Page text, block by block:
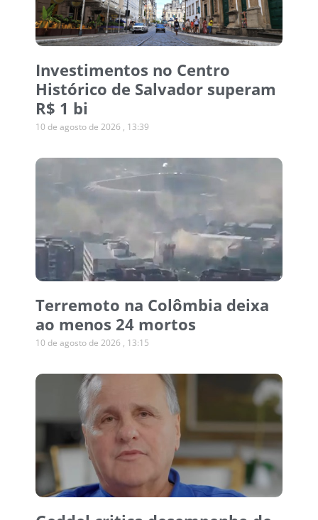
Investimentos no Centro
Histórico de Salvador superam
R$ 1 bi
10 de agosto de 2026 13:39
Terremoto na Colômbia deixa
ao menos 24 mortos
10 de agosto de 2026 13:15